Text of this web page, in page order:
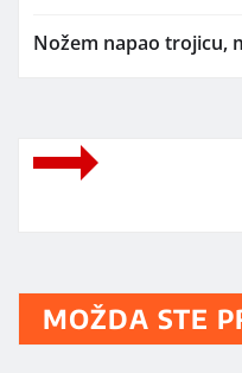
Nožem napao trojicu,
MOŽDA STE